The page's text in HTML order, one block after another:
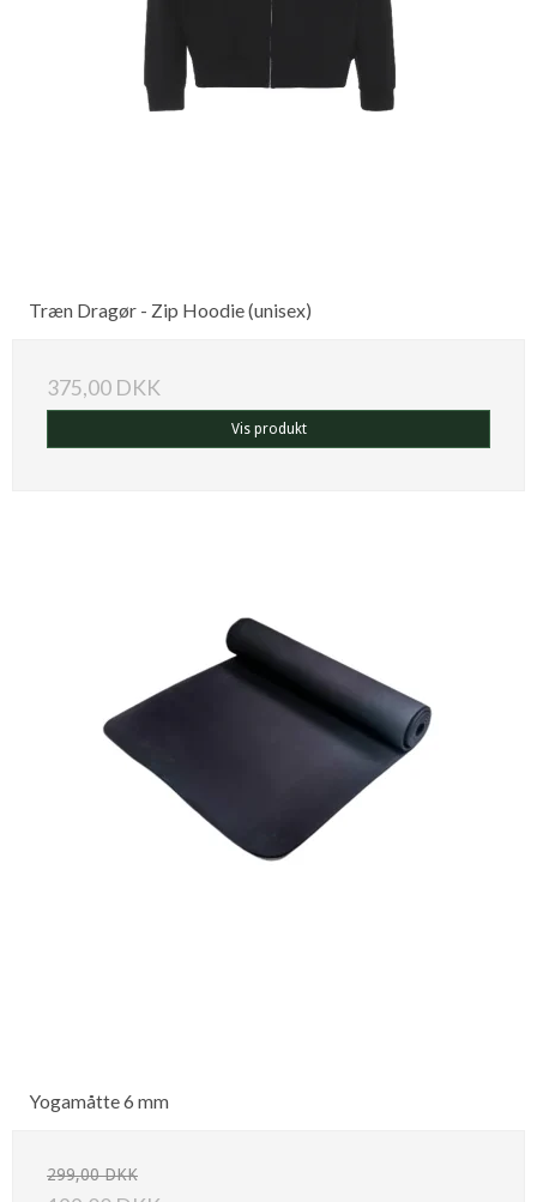
Træn Dragør - Zip Hoodie (unisex)
375,00 DKK
Vis produkt
Yogamåtte 6 mm
299,00 DKK